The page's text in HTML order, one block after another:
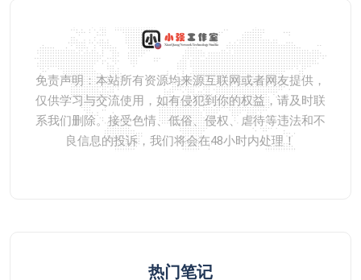
免责声明：本站所有资源均来源互联网或者网友提供，
仅供学习与交流使用，如有侵犯到你的权益，请及时联
系我们删除。接受色情、低俗、侵权、虐待等违法和不
良信息的投诉，我们将会在48小时内处理！
热门笔记